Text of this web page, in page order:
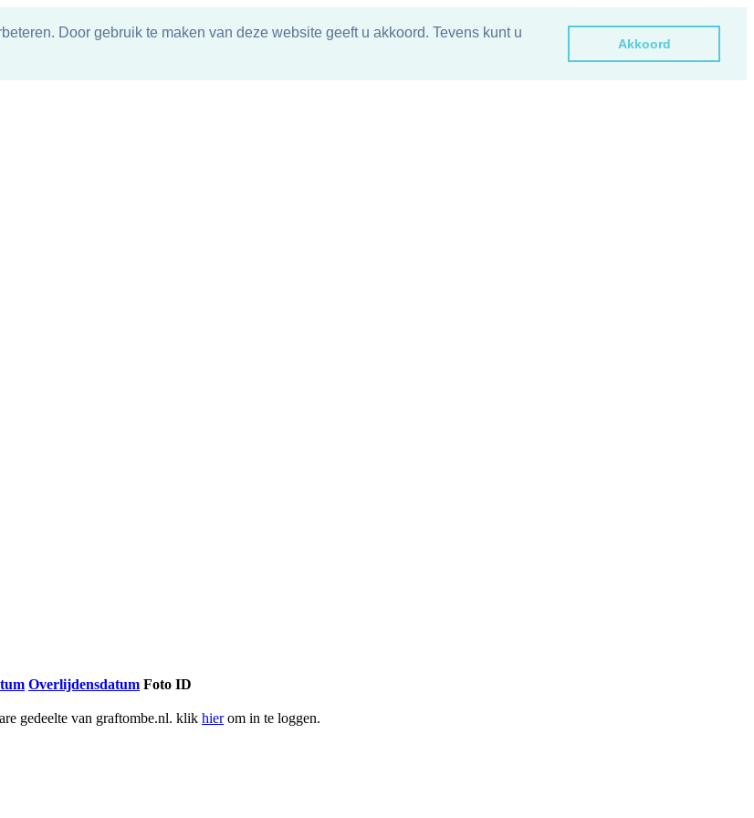
Door gebruik te maken van deze website geeft u akkoord. Tevens kunt u
Akkoord
Overlijdensdatum Foto ID
gedeelte van graftombe.nl. klik hierom in te loggen.